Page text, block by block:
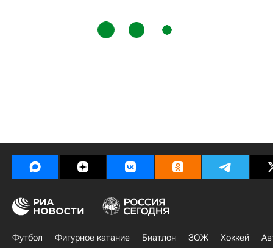
Футбол Фигурное катание Биатлон ЗОЖ Хоккей